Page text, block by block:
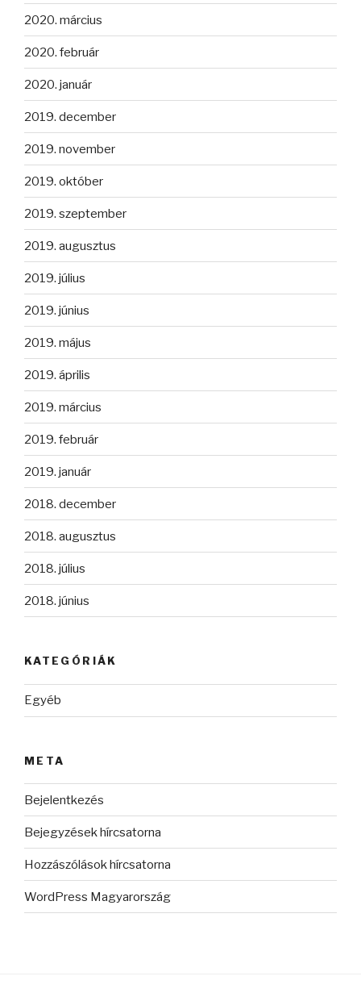
2020. március
2020. február
2020. január
2019. december
2019. november
2019. október
2019. szeptember
2019. augusztus
2019. július
2019. június
2019. május
2019. április
2019. március
2019. február
2019. január
2018. december
2018. augusztus
2018. július
2018. június
KATEGÓRIÁK
Egyéb
META
Bejelentkezés
Bejegyzések hírcsatorna
Hozzászólások hírcsatorna
WordPress Magyarország